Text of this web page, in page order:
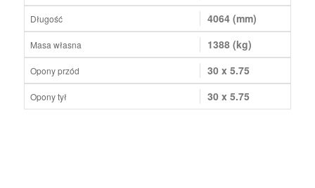
Długość 4064 (mm)
Masa własna 1388 (kg)
Opony przód 30 x 5.75
Opony tył 30 x 5.75